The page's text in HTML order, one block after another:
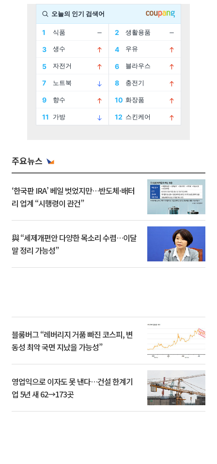
주요뉴스
‘한국판 IRA’ 베일 벗었지만…반도체·배터
리 업계 “시행령이 관건”
與 “세제개편안 다양한 목소리 수렴…이달
말 정리 가능성”
블룸버그 “레버리지 거품 빠진 코스피, 변
동성 최악 국면 지났을 가능성”
영업익으로 이자도 못 낸다…건설 한계기
업 5년 새 62→173곳